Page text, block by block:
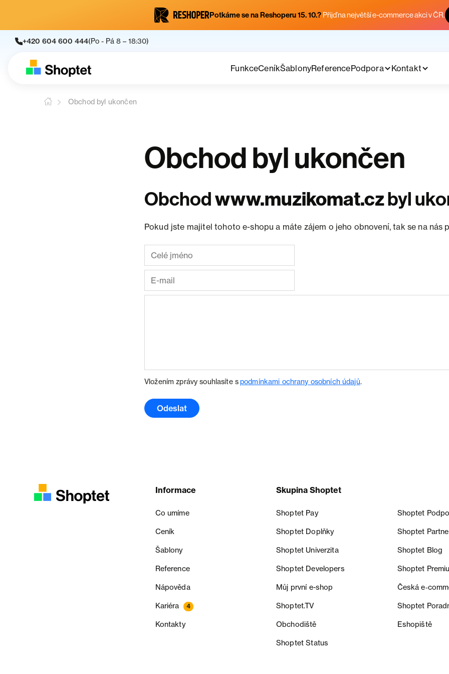
Potkáme se na Reshoperu 15. 10.? Přijď na největší e-commerce akci v ČR.
+420 604 600 444(Po - Pá 8 – 18:30)
FunkceCeníkŠablonyReferencePodpora Kontakt
Obchod byl ukončen
Obchod byl ukončen
Obchodwww.muzikomat.czbyl
Pokud jste majitel tohoto e-shopu a máte zájem o jeho obnovení, tak se na nás
Vložením zprávy souhlasíte spodmínkami ochrany osobních údajů.
Odeslat
Informace
Co umíme
Ceník
Šablony
Reference
Nápověda
Kariéra 4
Kontakty
Skupina Shoptet
Shoptet Pay Shoptet
Shoptet Doplňky Shoptet
Shoptet Univerzita Shoptet Blog
Shoptet Developers Shoptet
Můj první e-shop Česká
Shoptet.TV Shoptet
Obchodiště Eshopiště
Shoptet Status